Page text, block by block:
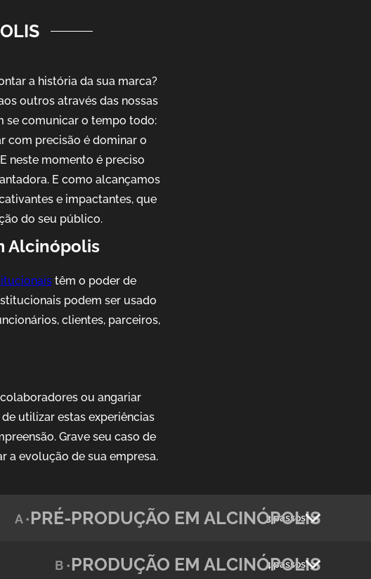
a história da sua marca?
outros através das nossas
se comunicar o tempo todo:
com precisão é dominar o
neste momento é preciso
E como alcançamos
e impactantes, que
do seu público.
Alcinópolis
têm o poder de
podem ser usado
clientes, parceiros,
ou angariar
utilizar estas experiências
Grave seu caso de
a evolução de sua empresa.
A •PRÉ-PRODUÇÃO EM ALCINÓPOLIS
3 passos
B •PRODUÇÃO EM ALCINÓPOLIS
4 passos